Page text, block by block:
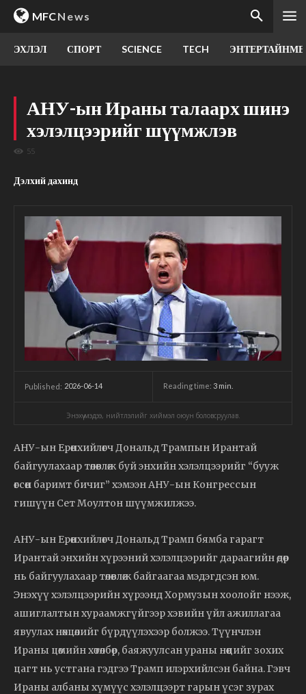
MFCNews
ЭХЛЭЛ СПОРТ SCIENCE TECH
АНУ-ын Ираны талаарх шинэ
хэлэлцээрийг шүүмжлэв
55
Дэлхий дахинд
Published: 2026-06-14 Reading time: 3 min.
Энэхүү мэдээ, нийтлэлийг хиймэл оюун боловсруулав.
АНУ-ын Ерөнхийлөгч Дональд Трампын Ирантай
байгуулахаар төлөвлөж буй энхийн хэлэлцээрийг “бууж
өгсөн баримт бичиг” хэмээн АНУ-ын Конгрессын
гишүүн Сет Моултон шүүмжилжээ.
АНУ-ын Ерөнхийлөгч Дональд Трамп бямба гарагт
Ирантай энхийн хүрээний хэлэлцээрийг дараагийн өдөр
нь байгуулахаар төлөвлөж байгаагаа мэдэгдсэн юм.
Энэхүү хэлэлцээрийн хүрээнд Хормузын хоолойг нээж,
ашиглалтын хураамжгүйгээр хэвийн үйл ажиллагаа
явуулах нөхцөлийг бүрдүүлэхээр болжээ. Түүнчлэн
Ираны цөмийн хөтөлбөр, баяжуулсан ураны нөөцийг зохих
цагт нь устгана гэдгээ Трамп илэрхийлсэн байна. Гэвч
Ираны албаны хүмүүс хэлэлцээрт гарын үсэг зурах